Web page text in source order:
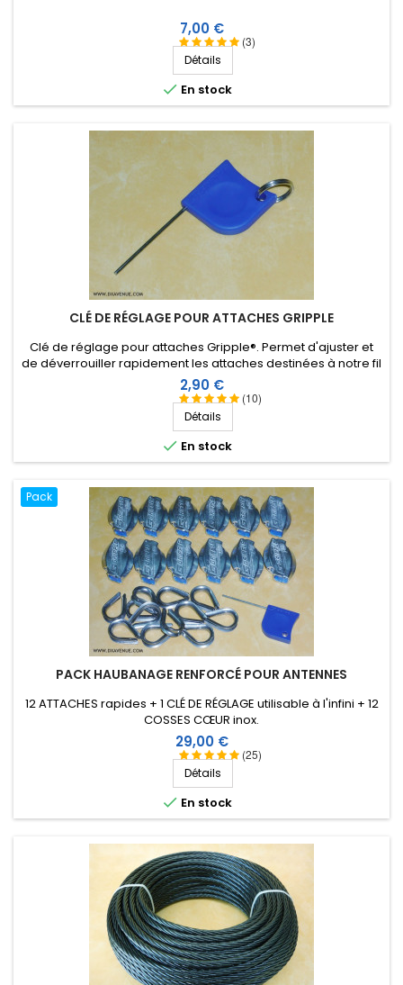
(3)
Prix
7,00 €
Détails
 En stock
CLÉ DE RÉGLAGE POUR ATTACHES GRIPPLE
(10)
Clé de réglage pour attaches Gripple®. Permet d'ajuster et
de déverrouiller rapidement les attaches destinées à notre fil
isolant de 2,6 ou 3 mm.
Prix
2,90 €
Détails
 En stock
Pack
PACK HAUBANAGE RENFORCÉ POUR ANTENNES
(25)
12 ATTACHES rapides + 1 CLÉ DE RÉGLAGE utilisable à l'infini + 12
COSSES CŒUR inox.
Prix
29,00 €
Détails
 En stock